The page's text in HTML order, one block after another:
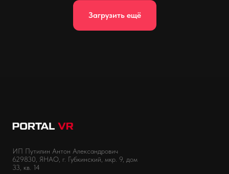
Загрузить ещё
ИП Путилин Антон Александрович
629830, ЯНАО, г. Губкинский, мкр. 9, дом
33, кв. 14